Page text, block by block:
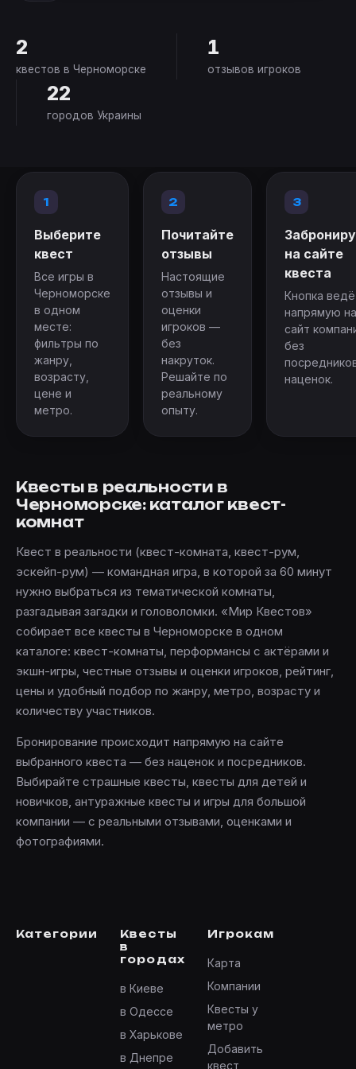
2
квестов в Черноморске
1
отзывов игроков
22
городов Украины
1
Выберите
квест
Все игры в
Черноморске
в одном
месте:
фильтры по
жанру,
возрасту,
цене и
метро.
2
Почитайте
отзывы
Настоящие
отзывы и
оценки
игроков —
без
накруток.
Решайте по
реальному
опыту.
3
на сайте
квеста
Кнопка
напрямую на
сайт
без
наценок.
Квесты в реальности в
Черноморске: каталог квест-
комнат
Квест в реальности (квест-комната, квест-рум,
эскейп-рум) — командная игра, в которой за 60 минут
нужно выбраться из тематической комнаты,
разгадывая загадки и головоломки. «Мир Квестов»
собирает все квесты в Черноморске в одном
каталоге: квест-комнаты, перформансы с актёрами и
экшн-игры, честные отзывы и оценки игроков, рейтинг,
цены и удобный подбор по жанру, метро, возрасту и
количеству участников.
Бронирование происходит напрямую на сайте
выбранного квеста — без наценок и посредников.
Выбирайте страшные квесты, квесты для детей и
новичков, антуражные квесты и игры для большой
компании — с реальными отзывами, оценками и
фотографиями.
Категории
Квесты
в
городах
в Киеве
в Одессе
в Харькове
в Днепре
Игрокам
Карта
Компании
Квесты у
метро
Добавить
квест